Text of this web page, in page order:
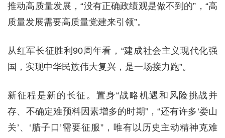
推动高质量发展，“没有正确政绩观是做不到的”，“高
质量发展需要高质量党建来引领”。
从红军长征胜利90周年看，“建成社会主义现代化强
国，实现中华民族伟大复兴，是一场接力跑”。
新征程是新的长征。置身“战略机遇和风险挑战并
存、不确定难预料因素增多的时期”，“还有许多‘娄山
关’、‘腊子口’需要征服”，唯有以历史主动精神克难